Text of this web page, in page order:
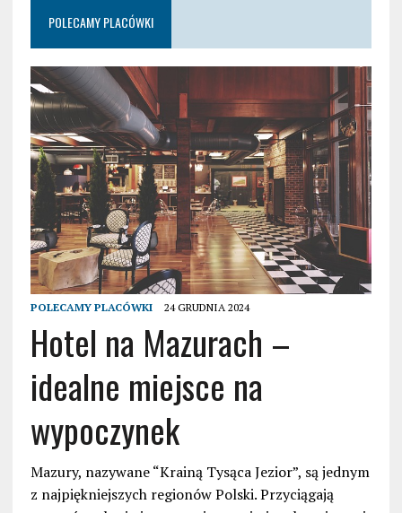
POLECAMY PLACÓWKI
POLECAMY PLACÓWKI 24 GRUDNIA 2024
Hotel na Mazurach –
idealne miejsce na
wypoczynek
Mazury, nazywane “Krainą Tysąca Jezior”, są jednym
z najpiękniejszych regionów Polski. Przyciągają